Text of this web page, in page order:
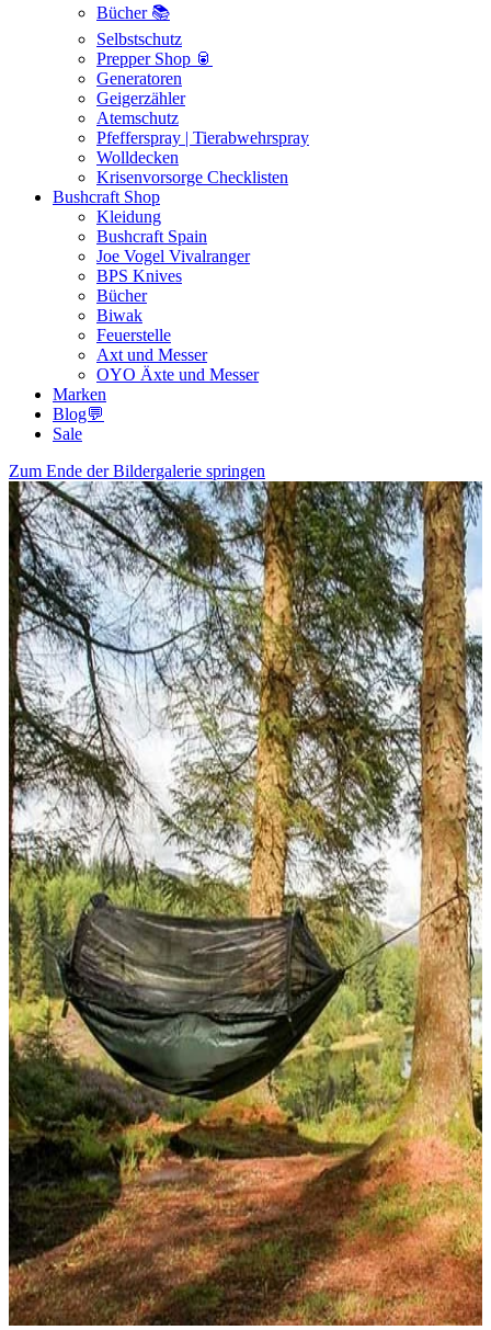
Bücher 📚
Selbstschutz
Prepper Shop 🥫
Generatoren
Geigerzähler
Atemschutz
Pfefferspray | Tierabwehrspray
Wolldecken
Krisenvorsorge Checklisten
Bushcraft Shop
Kleidung
Bushcraft Spain
Joe Vogel Vivalranger
BPS Knives
Bücher
Biwak
Feuerstelle
Axt und Messer
OYO Äxte und Messer
Marken
Blog💬
Sale
Zum Ende der Bildergalerie springen